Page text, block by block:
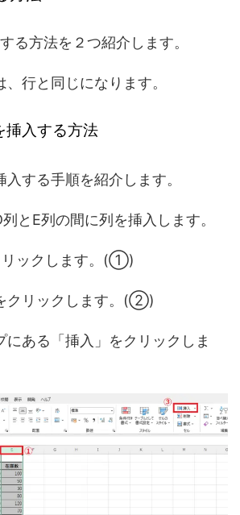
る方法を２つ紹介します。
行と同じになります。
挿入する方法
入する手順を紹介します。
とE列の間に列を挿入します。
リックします。(①)
クリックします。(②)
にある「挿入」をクリックしま